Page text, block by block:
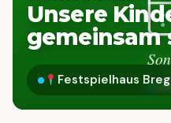
Unsere
gemeinsam
Festspielhaus